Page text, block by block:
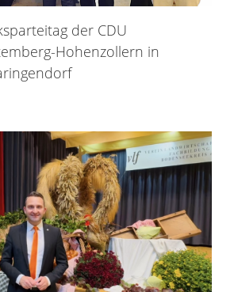
der CDU
Hohenzollern in